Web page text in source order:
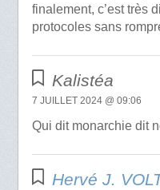
finalement, c’est très
protocoles sans
Kalistéa
7 JUILLET 2024 @ 09:06
Qui dit monarchie dit
Hervé J.